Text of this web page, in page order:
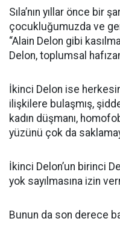
Sıla’nın yıllar önce bir
çocukluğumuzda ve
“Alain Delon gibi
Delon, toplumsal
İkinci Delon ise
ilişkilere bulaşmış,
kadın düşmanı,
yüzünü çok da
İkinci Delon’un birinci
yok sayılmasına izin
Bunun da son derece